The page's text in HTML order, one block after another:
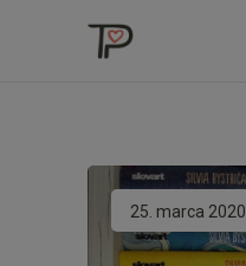
25. marca 2020